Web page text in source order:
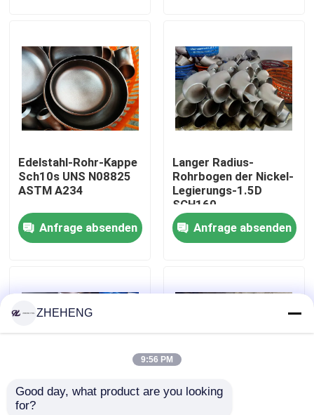
Produkte
Über uns
Qualitätskontrolle
Company News
Edelstahlrohrflansch
Edelstahl-Rohrbogen
Edelstahlrohrt-stück
Edelstahl-Rohr-Kappe
Sch10s UNS N08825
ASTM A234
Anfrage absenden
Langer Radius-
Rohrbogen der Nickel-
Legierungs-1.5D
SCH160
Anfrage absenden
Hastelloy C 276
ZHEHENG
9:56 PM
Good day, what product are you looking
for?